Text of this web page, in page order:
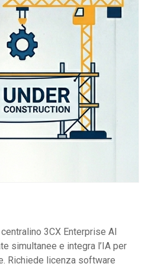
3CX Enterprise AI
simultanee e integra l’IA per
Richiede licenza software